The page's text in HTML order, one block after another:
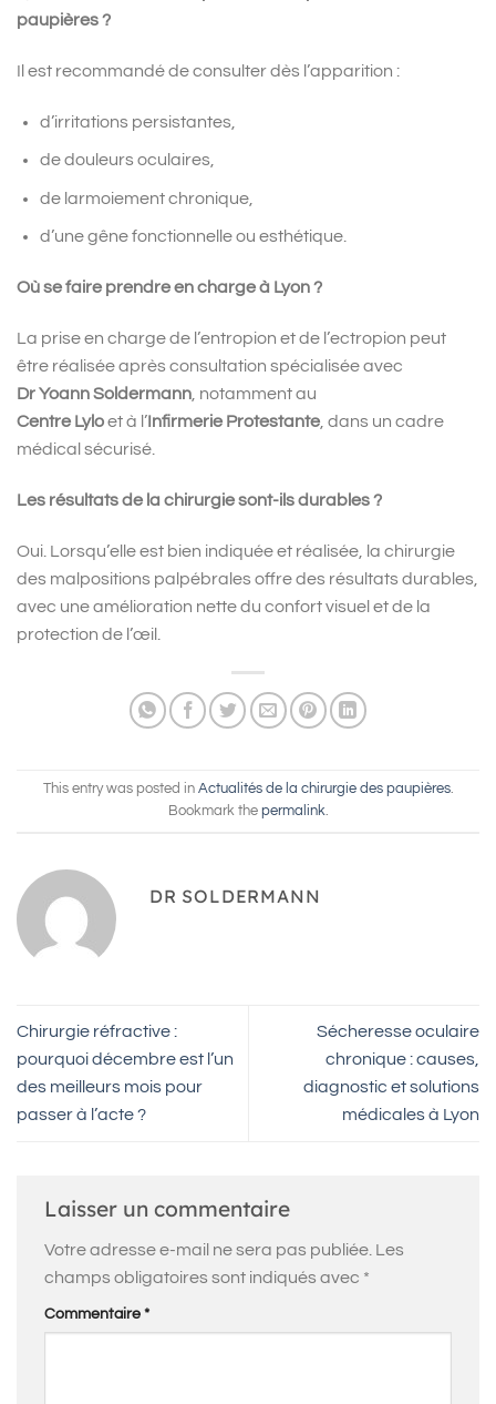
paupières ?
Il est recommandé de consulter dès l’apparition :
d’irritations persistantes,
de douleurs oculaires,
de larmoiement chronique,
d’une gêne fonctionnelle ou esthétique.
Où se faire prendre en charge à Lyon ?
La prise en charge de l’entropion et de l’ectropion peut
être réalisée après consultation spécialisée avec
Dr Yoann Soldermann , notamment au
Centre Lyloet à l’Infirmerie Protestante , dans un cadre
médical sécurisé.
Les résultats de la chirurgie sont-ils durables ?
Oui. Lorsqu’elle est bien indiquée et réalisée, la chirurgie
des malpositions palpébrales offre des résultats durables,
avec une amélioration nette du confort visuel et de la
protection de l’œil.
This entry was posted in Actualités de la chirurgie des paupières.
Bookmark the permalink.
DR SOLDERMANN
Chirurgie réfractive :
pourquoi décembre est l’un
des meilleurs mois pour
passer à l’acte ?
Sécheresse oculaire
chronique : causes,
diagnostic et solutions
médicales à Lyon
Laisser un commentaire
Votre adresse e-mail ne sera pas publiée. Les
champs obligatoires sont indiqués avec *
Commentaire *